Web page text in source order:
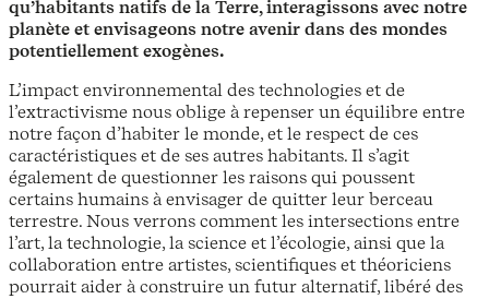
qu’habitants natifs de la Terre, interagissons avec notre
planète et envisageons notre avenir dans des mondes
potentiellement exogènes.
L’impact environnemental des technologies et de
l’extractivisme nous oblige à repenser un équilibre entre
notre façon d’habiter le monde, et le respect de ces
caractéristiques et de ses autres habitants. Il s’agit
également de questionner les raisons qui poussent
certains humains à envisager de quitter leur berceau
terrestre. Nous verrons comment les intersections entre
l’art, la technologie, la science et l’écologie, ainsi que la
collaboration entre artistes, scientifiques et théoriciens
pourrait aider à construire un futur alternatif, libéré des